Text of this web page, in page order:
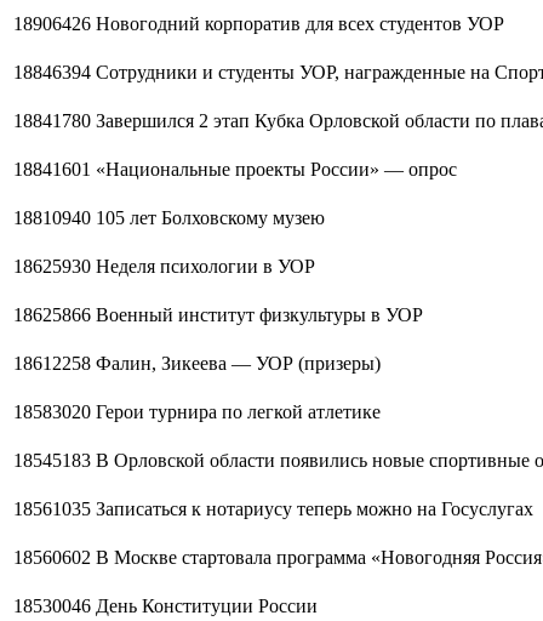
18906426 Новогодний корпоратив для всех студентов УОР
18846394 Сотрудники и студенты УОР, награжденные на
18841780 Завершился 2 этап Кубка Орловской области по
18841601 «Национальные проекты России» — опрос
18810940 105 лет Болховскому музею
18625930 Неделя психологии в УОР
18625866 Военный институт физкультуры в УОР
18612258 Фалин, Зикеева — УОР (призеры)
18583020 Герои турнира по легкой атлетике
18545183 В Орловской области появились новые спортивные
18561035 Записаться к нотариусу теперь можно на Госуслугах
18560602 В Москве стартовала программа «Новогодняя
18530046 День Конституции России